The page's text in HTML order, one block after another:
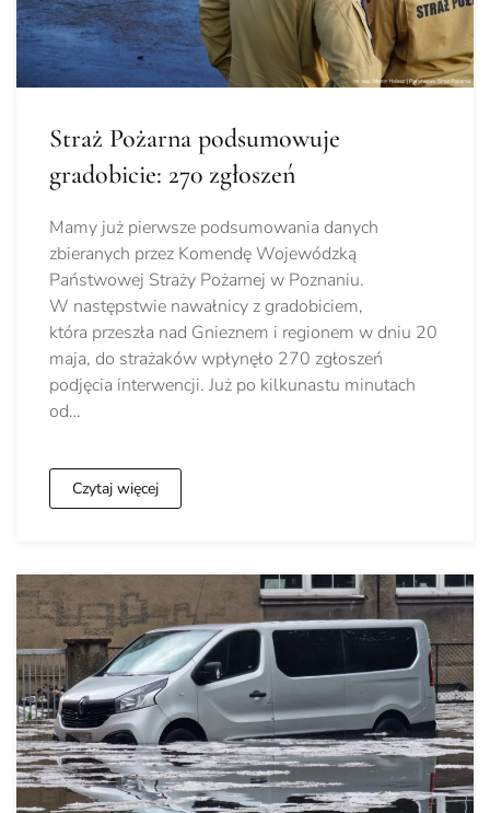
Straż Pożarna podsumowuje
gradobicie: 270 zgłoszeń
Mamy już pierwsze podsumowania danych
zbieranych przez Komendę Wojewódzką
Państwowej Straży Pożarnej w Poznaniu.
W następstwie nawałnicy z gradobiciem,
która przeszła nad Gnieznem i regionem w dniu 20
maja, do strażaków wpłynęło 270 zgłoszeń
podjęcia interwencji. Już po kilkunastu minutach
od…
Czytaj więcej